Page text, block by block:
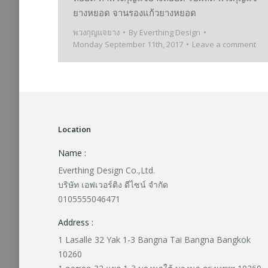
ยางหยอด จานรองแก้วยางหยอด
พวงกุญแจยาง By Everthing Design
Monday September 11th, 2017
Leave a comment
Location
Name :
Everthing Design Co.,Ltd.
บริษัท เอฟเวอร์ติง ดีไซน์ จำกัด
0105555046471
Address :
1 Lasalle 32 Yak 1-3 Bangna Tai Bangna Bangkok
10260